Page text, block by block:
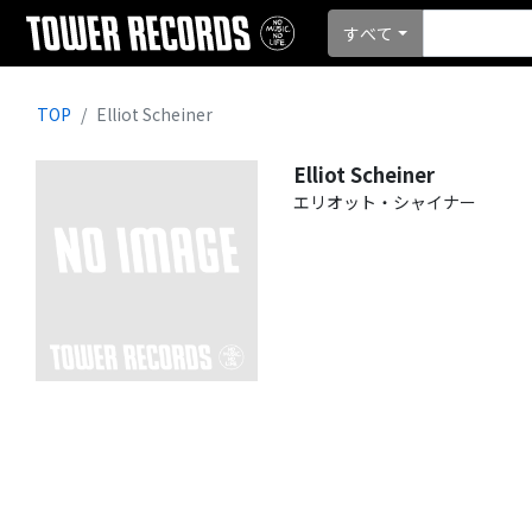
すべて
TOP Elliot Scheiner
Elliot Scheiner
エリオット・シャイナー